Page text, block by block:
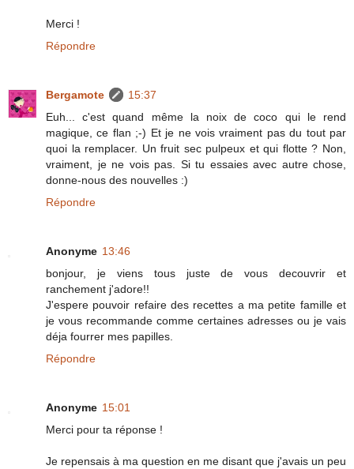
Merci !
Répondre
Bergamote
15:37
Euh... c'est quand même la noix de coco qui le rend
magique, ce flan ;-) Et je ne vois vraiment pas du tout par
quoi la remplacer. Un fruit sec pulpeux et qui flotte ? Non,
vraiment, je ne vois pas. Si tu essaies avec autre chose,
donne-nous des nouvelles :)
Répondre
Anonyme 13:46
bonjour, je viens tous juste de vous decouvrir et
ranchement j'adore!!
J'espere pouvoir refaire des recettes a ma petite famille et
je vous recommande comme certaines adresses ou je vais
déja fourrer mes papilles.
Répondre
Anonyme 15:01
Merci pour ta réponse !
Je repensais à ma question en me disant que j'avais un peu